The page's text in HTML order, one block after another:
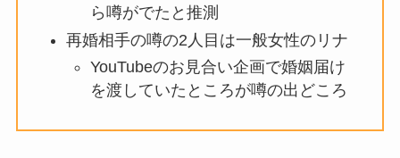
ら噂がでたと推測
再婚相手の噂の2人目は一般女性のリナ
YouTubeのお見合い企画で婚姻届け
を渡していたところが噂の出どころ